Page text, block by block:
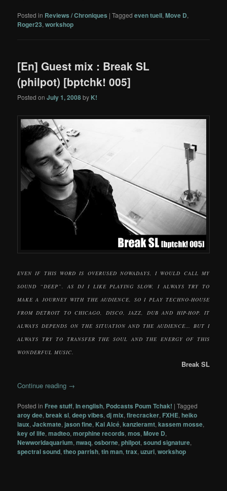
Posted in Reviews / Chroniques |Tagged even tuell,Move D,
Roger23,workshop
[En] Guest mix : Break SL
(philpot) [bptchk! 005]
Posted onJuly 1, 2008by K!
EVEN IF THIS WORD IS OVERUSED NOWADAYS, I WOULD CALL MY
SOUND “DEEP”. AS DJ I LIKE PLAYING SLOW, I ALWAYS TRY TO
MAKE A JOURNEY WITH THE AUDIENCE, SO I PLAY TECHNO-HOUSE
FROM DETROIT TO CHICAGO, DISCO, JAZZ, DUB AND HIP-HOP. IT
ALWAYS DEPENDS ON THE SITUATION AND THE AUDIENCE… BUT I
ALWAYS TRY TO TRANSFER THE SOUL AND THE ENERGY OF THIS
WONDERFUL MUSIC.
Break SL
Continue reading →
Posted in Free stuff,In english, Podcasts Poum Tchak! |Tagged
aroy dee,break sl,deep vibes,dj mix,firecracker, FXHE,heiko
laux,Jackmate, jason fine, Kai Alcé,kanzleramt,kassem mosse,
key of life,madteo,morphine records,mos,Move D,
Newworldaquarium,nwaq,osborne,philpot,sound signature,
spectral sound,theo parrish,tin man,trax,uzuri,workshop